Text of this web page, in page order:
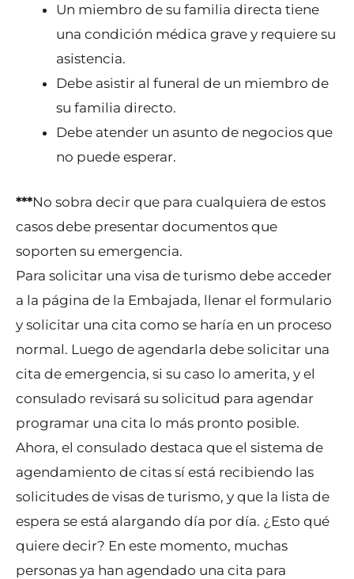
Un miembro de su familia directa tiene
una condición médica grave y requiere su
asistencia.
Debe asistir al funeral de un miembro de
su familia directo.
Debe atender un asunto de negocios que
no puede esperar.
***No sobra decir que para cualquiera de estos
casos debe presentar documentos que
soporten su emergencia.
Para solicitar una visa de turismo debe acceder
a la página de la Embajada, llenar el formulario
y solicitar una cita como se haría en un proceso
normal. Luego de agendarla debe solicitar una
cita de emergencia, si su caso lo amerita, y el
consulado revisará su solicitud para agendar
programar una cita lo más pronto posible.
Ahora, el consulado destaca que el sistema de
agendamiento de citas sí está recibiendo las
solicitudes de visas de turismo, y que la lista de
espera se está alargando día por día. ¿Esto qué
quiere decir? En este momento, muchas
personas ya han agendado una cita para